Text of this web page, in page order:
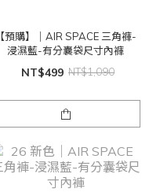
【預購】｜AIR SPACE 三角褲-
浸濕藍-有分囊袋尺寸內褲
NT$499 NT$1,090